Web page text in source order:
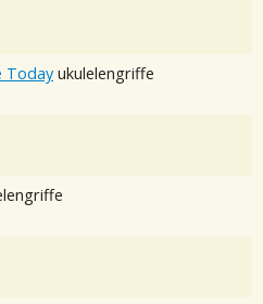
Today ukulelengriffe